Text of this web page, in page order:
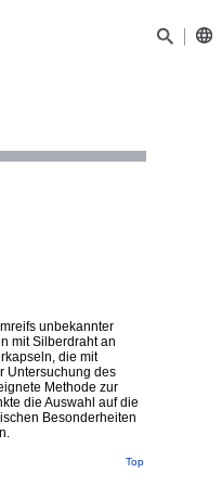
unbekannter
mit Silberdraht an
die mit
Untersuchung des
Methode zur
die Auswahl auf die
Besonderheiten
Top